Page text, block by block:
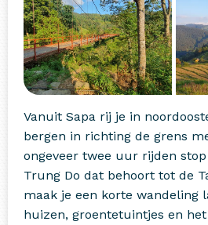
Vanuit Sapa rij je in
bergen in richting de grens
ongeveer twee uur rijden
Trung Do dat behoort tot de
maak je een korte wandeling
huizen, groentetuintjes en